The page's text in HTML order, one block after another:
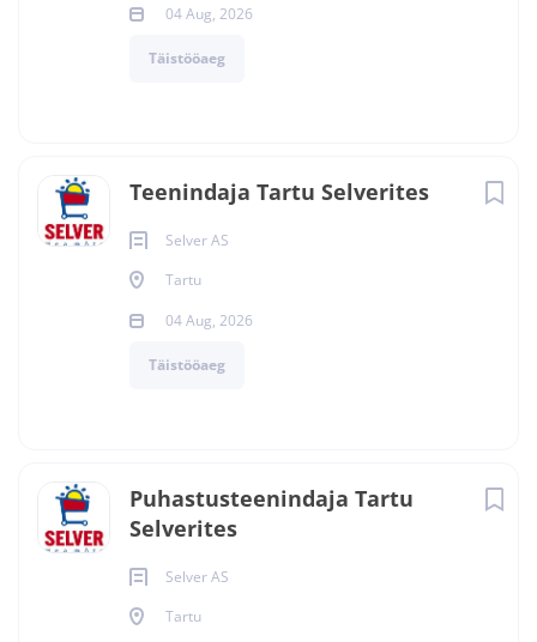
04 Aug, 2026
Täistööaeg
Teenindaja Tartu Selverites
Selver AS
Tartu
04 Aug, 2026
Täistööaeg
Puhastusteenindaja Tartu
Selverites
Selver AS
Tartu